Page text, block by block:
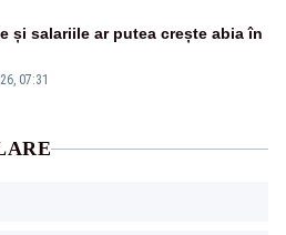
și salariile ar putea crește abia în
07:31